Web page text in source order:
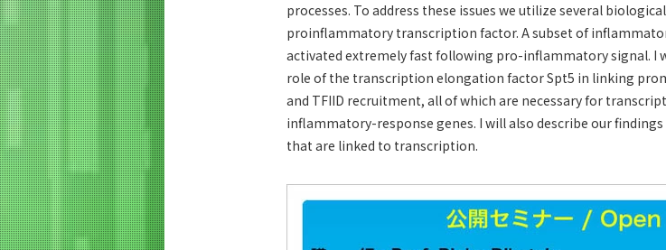
processes. To address these issues we utilize several
proinflammatory transcription factor. A subset of
activated extremely fast following pro-inflammatory signal. I
role of the transcription elongation factor Spt5 in linking
and TFIID recruitment, all of which are necessary for
inflammatory-response genes. I will also describe our
that are linked to transcription.